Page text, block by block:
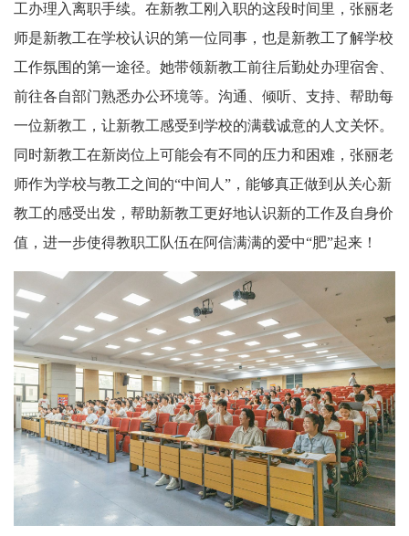
工办理入离职手续。在新教工刚入职的这段时间里，张丽老
师是新教工在学校认识的第一位同事，也是新教工了解学校
工作氛围的第一途径。她带领新教工前往后勤处办理宿舍、
前往各自部门熟悉办公环境等。沟通、倾听、支持、帮助每
一位新教工，让新教工感受到学校的满载诚意的人文关怀。
同时新教工在新岗位上可能会有不同的压力和困难，张丽老
师作为学校与教工之间的“中间人”，能够真正做到从关心新
教工的感受出发，帮助新教工更好地认识新的工作及自身价
值，进一步使得教职工队伍在阿信满满的爱中“肥”起来！